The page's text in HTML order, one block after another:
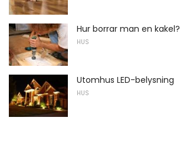
Hur borrar man en kakel?
HUS
Utomhus LED-belysning
HUS